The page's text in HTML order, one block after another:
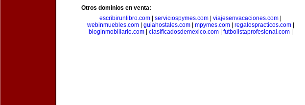
Otros dominios en venta:
escribirunlibro.com
serviciospymes.com viajesenvacaciones.com
webinmuebles.com| guiahostales.com| mpymes.com| regalospracticos.com|
bloginmobiliario.com| clasificadosdemexico.com| futbolistaprofesional.com|